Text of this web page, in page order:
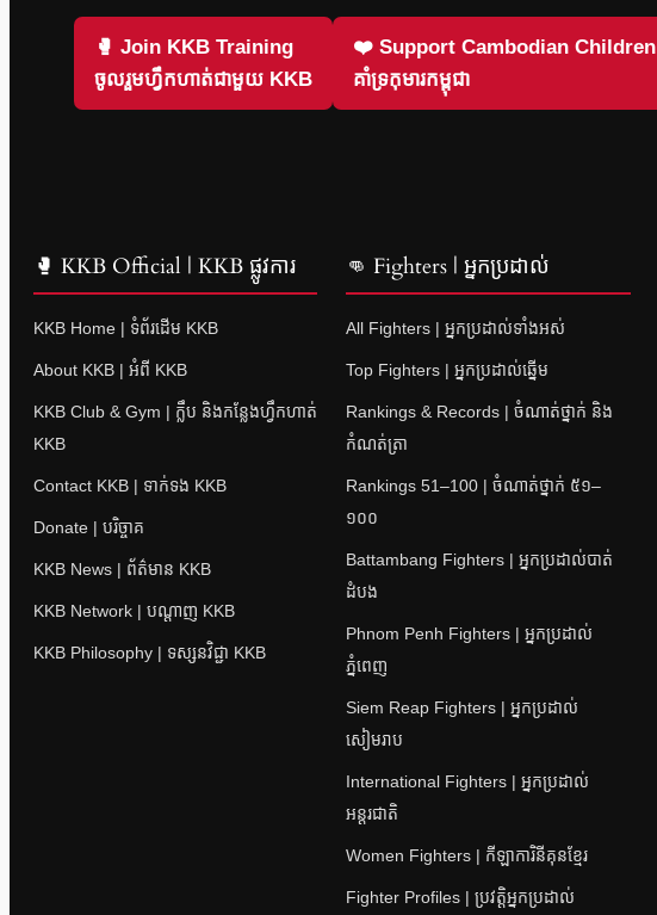
🥊 Join KKB Training
ចូលរួមហ្វឹកហាត់ជាមួយ KKB
❤️ Support Cambodian Children
គាំទ្រកុមារកម្ពុជា
🥊 KKB Official | KKB ផ្លូវការ
KKB Home | ទំព័រដើម KKB
About KKB | អំពី KKB
KKB Club & Gym | ក្លឹប និងកន្លែងហ្វឹកហាត់
KKB
Contact KKB | ទាក់ទង KKB
Donate | បរិច្ចាគ
KKB News | ព័ត៌មាន KKB
KKB Network | បណ្តាញ KKB
KKB Philosophy | ទស្សនវិជ្ជា KKB
👊 Fighters | អ្នកប្រដាល់
All Fighters | អ្នកប្រដាល់ទាំងអស់
Top Fighters | អ្នកប្រដាល់ឆ្នើម
Rankings & Records | ចំណាត់ថ្នាក់ និង
កំណត់ត្រា
Rankings 51–100 | ចំណាត់ថ្នាក់ ៥១–
១០០
Battambang Fighters | អ្នកប្រដាល់បាត់
ដំបង
Phnom Penh Fighters | អ្នកប្រដាល់
ភ្នំពេញ
Siem Reap Fighters | អ្នកប្រដាល់
សៀមរាប
International Fighters | អ្នកប្រដាល់
អន្តរជាតិ
Women Fighters | កីឡាការិនីគុនខ្មែរ
Fighter Profiles | ប្រវត្តិអ្នកប្រដាល់